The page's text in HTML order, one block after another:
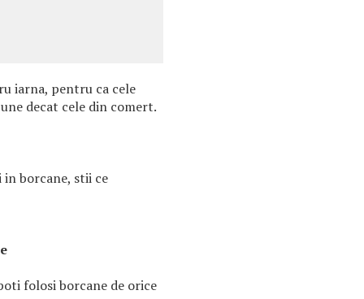
iarna, pentru ca cele
decat cele din comert.
in borcane, stii ce
folosi borcane de orice